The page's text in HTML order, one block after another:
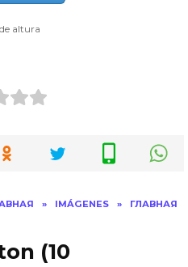
altura
» IMÁGENES »
ГЛАВНАЯ
(10